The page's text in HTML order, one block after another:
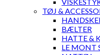
TØJ &
BÆLTER
HATTE &
LE MONT